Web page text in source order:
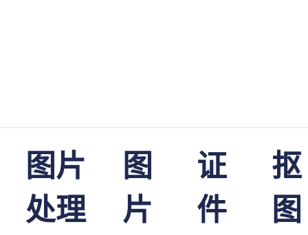
图片
处理
图
片
证
件
抠
图